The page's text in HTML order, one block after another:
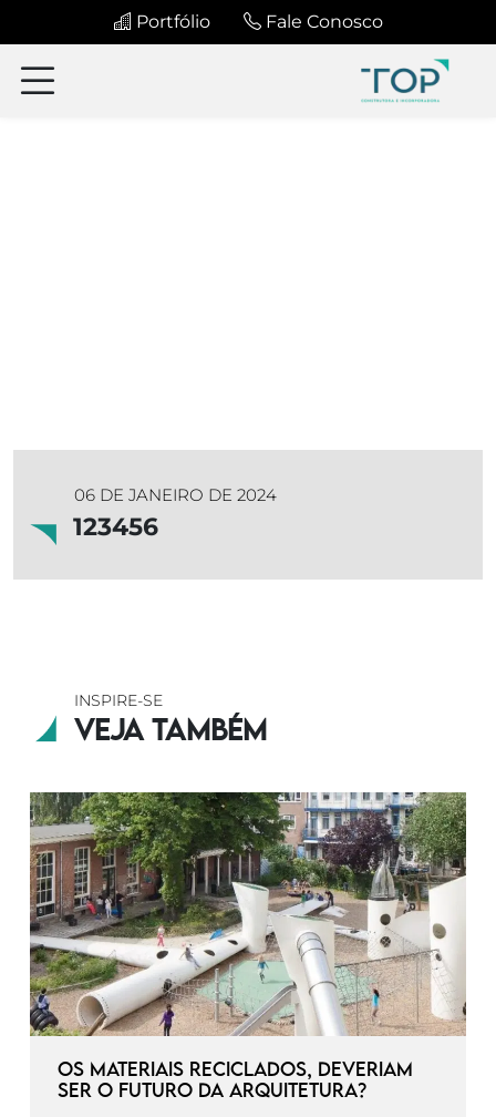
Portfólio Fale Conosco
06 DE JANEIRO DE 2024
123456
INSPIRE-SE
Veja também
Os materiais reciclados, deveriam
ser o futuro da arquitetura?